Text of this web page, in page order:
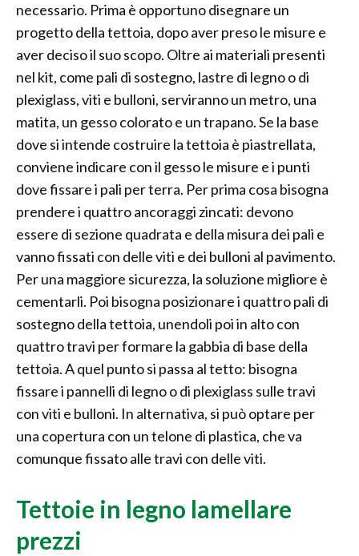
necessario. Prima è opportuno disegnare un
progetto della tettoia, dopo aver preso le misure e
aver deciso il suo scopo. Oltre ai materiali presenti
nel kit, come pali di sostegno, lastre di legno o di
plexiglass, viti e bulloni, serviranno un metro, una
matita, un gesso colorato e un trapano. Se la base
dove si intende costruire la tettoia è piastrellata,
conviene indicare con il gesso le misure e i punti
dove fissare i pali per terra. Per prima cosa bisogna
prendere i quattro ancoraggi zincati: devono
essere di sezione quadrata e della misura dei pali e
vanno fissati con delle viti e dei bulloni al pavimento.
Per una maggiore sicurezza, la soluzione migliore è
cementarli. Poi bisogna posizionare i quattro pali di
sostegno della tettoia, unendoli poi in alto con
quattro travi per formare la gabbia di base della
tettoia. A quel punto si passa al tetto: bisogna
fissare i pannelli di legno o di plexiglass sulle travi
con viti e bulloni. In alternativa, si può optare per
una copertura con un telone di plastica, che va
comunque fissato alle travi con delle viti.
Tettoie in legno lamellare
prezzi